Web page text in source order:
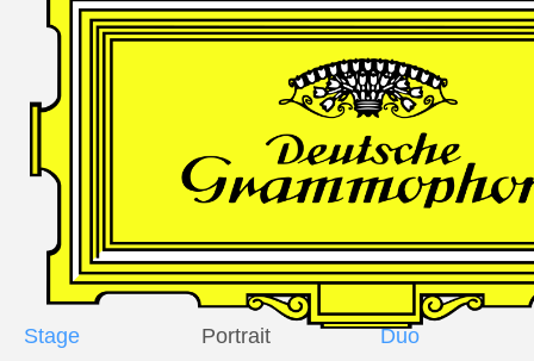
Andrè Schuen,
Baritone
Daniel Heide,
Piano
GALLERY
Stage Portrait Duo